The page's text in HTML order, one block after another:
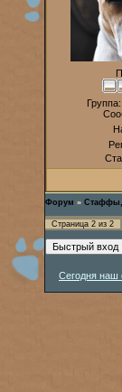
Форум » Стаффы,
Страница 2 из 2
Сегодня наш